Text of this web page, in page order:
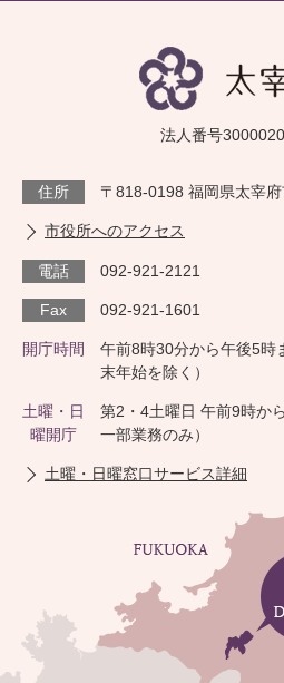
法人番号
住所 〒818-0198 福岡県太宰
市役所へのアクセス
電話 092-921-2121
Fax 092-921-1601
開庁時間
午前8時30分から午後5時
末年始を除く）
土曜・日
曜開庁
第2・4土曜日 午前9時か
一部業務のみ）
土曜・日曜窓口サービス詳細